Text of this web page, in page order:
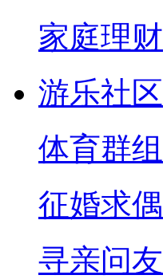
家庭理财
游乐社区
体育群组
征婚求偶
寻亲问友